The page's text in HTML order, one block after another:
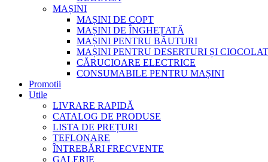
MAȘINI
MAȘINI DE COPT
MAȘINI DE ÎNGHEȚATĂ
MAȘINI PENTRU BĂUTURI
MAȘINI PENTRU DESERTURI ȘI
CĂRUCIOARE ELECTRICE
CONSUMABILE PENTRU MAȘINI
Promotii
Utile
LIVRARE RAPIDĂ
CATALOG DE PRODUSE
LISTA DE PREȚURI
TEFLONARE
ÎNTREBĂRI FRECVENTE
GALERIE